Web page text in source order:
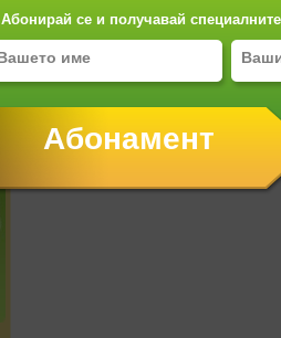
Абонирай се и получавай
размер от 20лв до 60лв.
Паспортен и визов контрол: по
ОБЩИ УСЛОВИЯ КЪМ ОФЕРТАТА
Доплащане за застраховка за туристи над
И още полезни връзки: